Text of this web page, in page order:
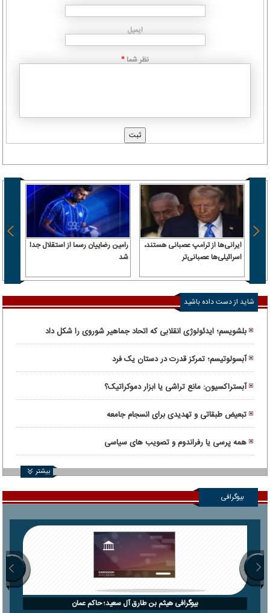
ایمیل
نظر شما *
ایرانی‌ها از ترامپ عصبانی هستند،
اسرائیلی‌ها عصبانی‌تر
رامین رضاییان رسما از استقلال جدا
شد
شاید از دست داده باشید
بلشویسم؛ ایدئولوژی انقلابی که اتحاد جماهیر شوروی را شکل داد
آبسولوتیسم؛ تمرکز قدرت در دستان یک فرد
آبستراکسیون: مانع تراشی یا ابزار دموکراتیک؟
تبعیض طبقاتی و تهدیدی برای انسجام جامعه
همه پرسی یا رفراندوم و تصویب های سیاسی
بیشتر
بیوگرافی
بیوگرافی هیثم بن طارق آل سعید؛ حاکم عمان